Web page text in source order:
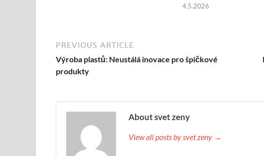
4.5.2026
PREVIOUS ARTICLE
Výroba plastů: Neustálá inovace pro špičkové
produkty
About svet zeny
View all posts by svet zeny →